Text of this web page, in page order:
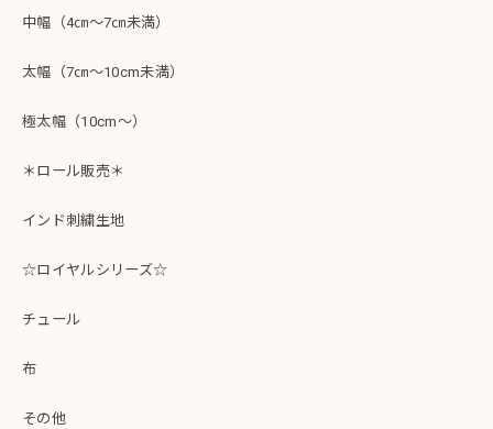
中幅（4㎝～7㎝未満）
太幅（7㎝～10cm未満）
極太幅（10cm～）
＊ロール販売＊
インド刺繍生地
☆ロイヤルシリーズ☆
チュール
布
その他